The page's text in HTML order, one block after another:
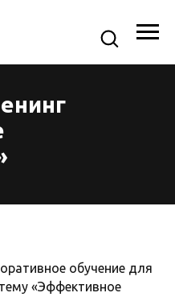
обучение для
«Эффективное